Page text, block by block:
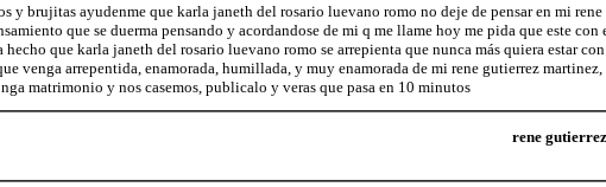
y brujitas ayudenme que karla janeth del rosario luevano romo no deje de pensar en mi
que se duerma pensando y acordandose de mi q me llame hoy me pida que este con
que karla janeth del rosario luevano romo se arrepienta que nunca más quiera estar
venga arrepentida, enamorada, humillada, y muy enamorada de mi rene gutierrez
matrimonio y nos casemos, publicalo y veras que pasa en 10 minutos
rene gutierrez